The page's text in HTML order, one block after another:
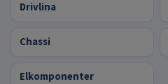
Drivlina
Chassi
Elkomponenter